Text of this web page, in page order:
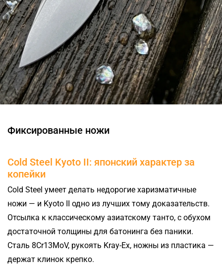
Фиксированные ножи
Cold Steel Kyoto II: японский характер за
копейки
Cold Steel умеет делать недорогие харизматичные
ножи — и Kyoto II одно из лучших тому доказательств.
Отсылка к классическому азиатскому танто, с обухом
достаточной толщины для батонинга без паники.
Сталь 8Cr13MoV, рукоять Kray-Ex, ножны из пластика —
держат клинок крепко.